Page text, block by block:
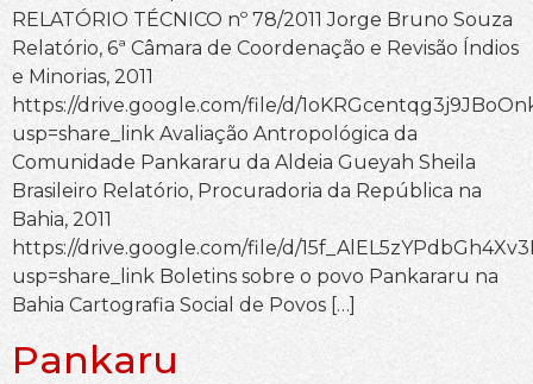
RELATÓRIO TÉCNICO nº 78/2011 Jorge Bruno Souza
Relatório, 6ª Câmara de Coordenação e Revisão Índios
e Minorias, 2011
https://drive.google.com/file/d/
usp=share_link Avaliação Antropológica da
Comunidade Pankararu da Aldeia Gueyah Sheila
Brasileiro Relatório, Procuradoria da República na
Bahia, 2011
https://drive.google.com/file/d/
usp=share_link Boletins sobre o povo Pankararu na
Bahia Cartografia Social de Povos […]
Pankaru